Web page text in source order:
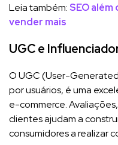
Leia também:SEO além
vender mais
UGC e
O UGC (User-
por usuários, é uma
e-commerce.
clientes ajudam a
consumidores a realizar